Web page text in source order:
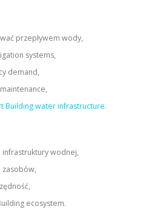
przepływem wody,
systems,
demand,
Building water infrastructure.
infrastruktury wodnej,
zasobów,
ecosystem.